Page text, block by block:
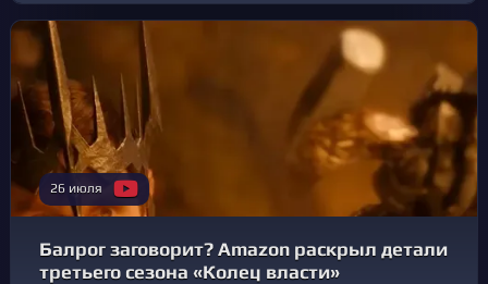
26 июля
Балрог заговорит? Amazon раскрыл детали
третьего сезона «Колец власти»